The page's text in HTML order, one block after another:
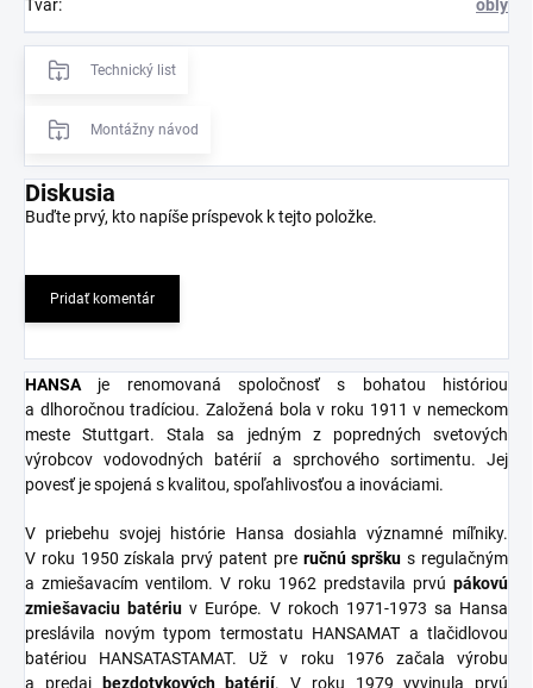
Tvar: oblý
Technický list
Montážny návod
Diskusia
Buďte prvý, kto napíše príspevok k tejto položke.
Pridať komentár
HANSAje renomovaná spoločnosť s bohatou históriou
a dlhoročnou tradíciou. Založená bola v roku 1911 v nemeckom
meste Stuttgart. Stala sa jedným z popredných svetových
výrobcov vodovodných batérií a sprchového sortimentu. Jej
povesť je spojená s kvalitou, spoľahlivosťou a inováciami.
V priebehu svojej histórie Hansa dosiahla významné míľniky.
V roku 1950 získala prvý patent pre ručnú spršku s regulačným
a zmiešavacím ventilom. V roku 1962 predstavila prvú pákovú
zmiešavaciu batériu v Európe. V rokoch 1971-1973 sa Hansa
preslávila novým typom termostatu HANSAMAT a tlačidlovou
batériou HANSATASTAMAT. Už v roku 1976 začala výrobu
a predaj
bezdotykových batérií. V roku 1979 vyvinula prvú